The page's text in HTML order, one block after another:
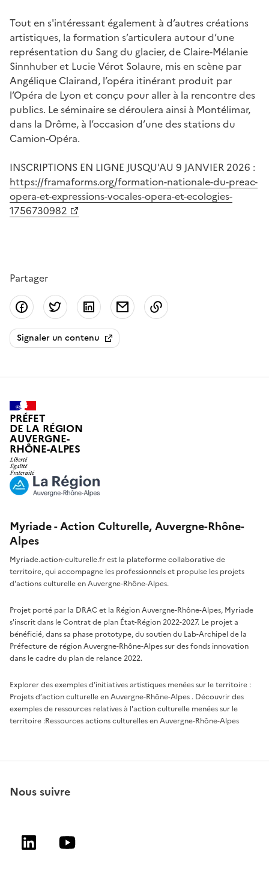
Tout en s'intéressant également à d’autres créations
artistiques, la formation s’articulera autour d’une
représentation du Sang du glacier, de Claire-Mélanie
Sinnhuber et Lucie Vérot Solaure, mis en scène par
Angélique Clairand, l’opéra itinérant produit par
l’Opéra de Lyon et conçu pour aller à la rencontre des
publics. Le séminaire se déroulera ainsi à Montélimar,
dans la Drôme, à l’occasion d’une des stations du
Camion-Opéra.
INSCRIPTIONS EN LIGNE JUSQU'AU 9 JANVIER 2026 :
https://framaforms.org/formation-nationale-du-preac-
opera-et-expressions-vocales-opera-et-ecologies-
1756730982
Partager
Partager sur Facebook
Partager sur Twitter
Partager sur LinkedIn
Partager par email
Signaler un contenu
PRÉFET
DE LA RÉGION
AUVERGNE-
RHÔNE-ALPES
Myriade - Action Culturelle, Auvergne-Rhône-
Alpes
Myriade.action-culturelle.fr est la plateforme collaborative de
territoire, qui accompagne les professionnels et propulse les projets
d'actions culturelle en Auvergne-Rhône-Alpes.
Projet porté par la DRAC et la Région Auvergne-Rhône-Alpes, Myriade
s'inscrit dans le Contrat de plan État-Région 2022-2027. Le projet a
bénéficié, dans sa phase prototype, du soutien du Lab-Archipel de la
Préfecture de région Auvergne-Rhône-Alpes sur des fonds innovation
dans le cadre du plan de relance 2022.
Explorer des exemples d’initiatives artistiques menées sur le territoire :
Projets d’action culturelle en Auvergne-Rhône-Alpes . Découvrir des
exemples de ressources relatives à l'action culturelle menées sur le
territoire :Ressources actions culturelles en Auvergne-Rhône-Alpes
Nous suivre
LinkedinYoutube